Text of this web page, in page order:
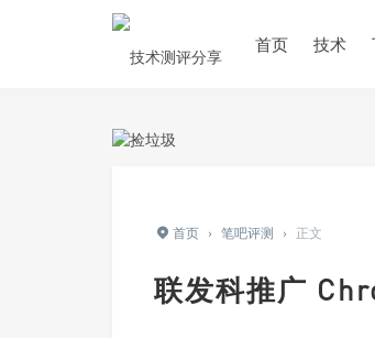
首页 技术
首页 › 笔吧评测 › 正文
联发科推广